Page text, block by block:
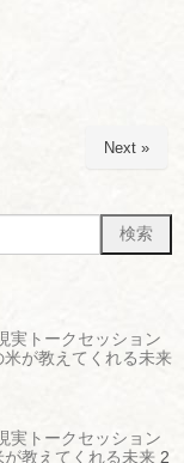
Next »
実トークセッション
が教えてくれる未来
実トークセッション
教えてくれる未来 2